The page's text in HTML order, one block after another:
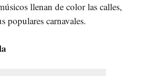
llenan de color las calles,
populares carnavales.